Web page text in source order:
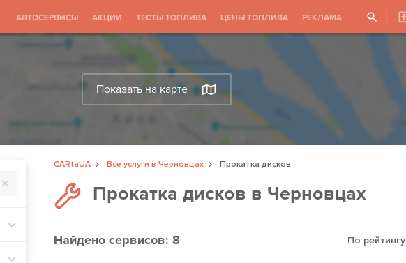
АВТОСЕРВИСЫ АКЦИИ ТЕСТЫ ТОПЛИВА ЦЕНЫ ТОПЛИВА РЕКЛАМА
Показать на карте
CARtaUA Все услуги в Черновцах
Прокатка дисков
Прокатка дисков в Черновцах
Найденосервисов: 8 По рейтингу